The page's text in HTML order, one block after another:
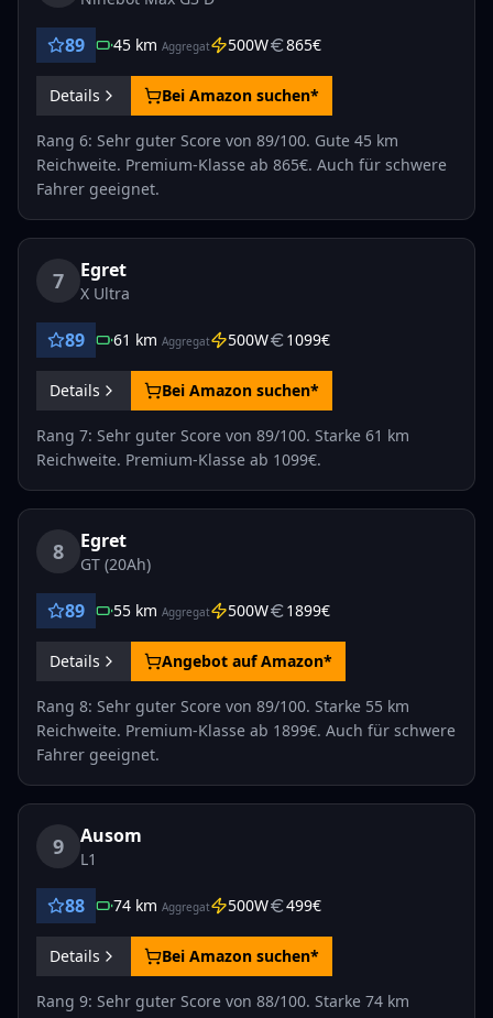
89 45 km Aggregat 500W 865€
Details Bei Amazon suchen*
Rang 6: Sehr guter Score von 89/100. Gute 45 km
Reichweite. Premium-Klasse ab 865€. Auch für schwere
Fahrer geeignet.
7 Egret
X Ultra
89 61 km Aggregat 500W 1099€
Details Bei Amazon suchen*
Rang 7: Sehr guter Score von 89/100. Starke 61 km
Reichweite. Premium-Klasse ab 1099€.
8 Egret
GT (20Ah)
89 55 km Aggregat 500W 1899€
Details Angebot auf Amazon*
Rang 8: Sehr guter Score von 89/100. Starke 55 km
Reichweite. Premium-Klasse ab 1899€. Auch für schwere
Fahrer geeignet.
9 Ausom
L1
88 74 km Aggregat 500W 499€
Details Bei Amazon suchen*
Rang 9: Sehr guter Score von 88/100. Starke 74 km